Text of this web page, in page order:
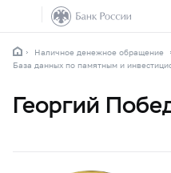
Наличное денежное обращение
База данных по памятным и
Георгий